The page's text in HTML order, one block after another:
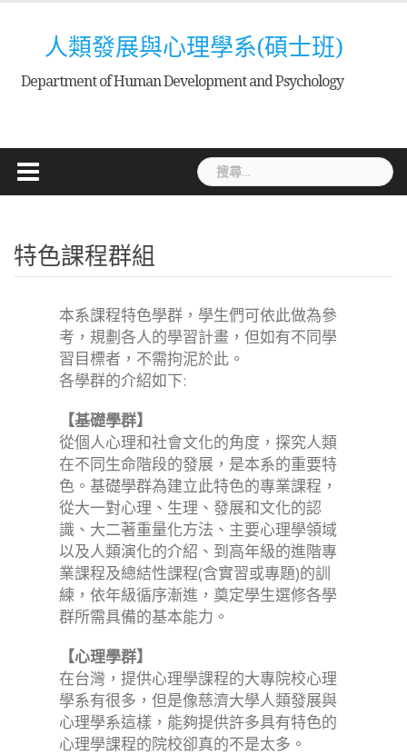
content人類發展與心理學系(碩士班)
Department of Human Development and Psychology
搜
尋
特色課程群組
本系課程特色學群，學生們可依此做為參
考，規劃各人的學習計畫，但如有不同學
習目標者，不需拘泥於此。
各學群的介紹如下:
【基礎學群】
從個人心理和社會文化的角度，探究人類
在不同生命階段的發展，是本系的重要特
色。基礎學群為建立此特色的專業課程，
從大一對心理、生理、發展和文化的認
識、大二著重量化方法、主要心理學領域
以及人類演化的介紹、到高年級的進階專
業課程及總結性課程(含實習或專題)的訓
練，依年級循序漸進，奠定學生選修各學
群所需具備的基本能力。
【心理學群】
在台灣，提供心理學課程的大專院校心理
學系有很多，但是像慈濟大學人類發展與
心理學系這樣，能夠提供許多具有特色的
心理學課程的院校卻真的不是太多。